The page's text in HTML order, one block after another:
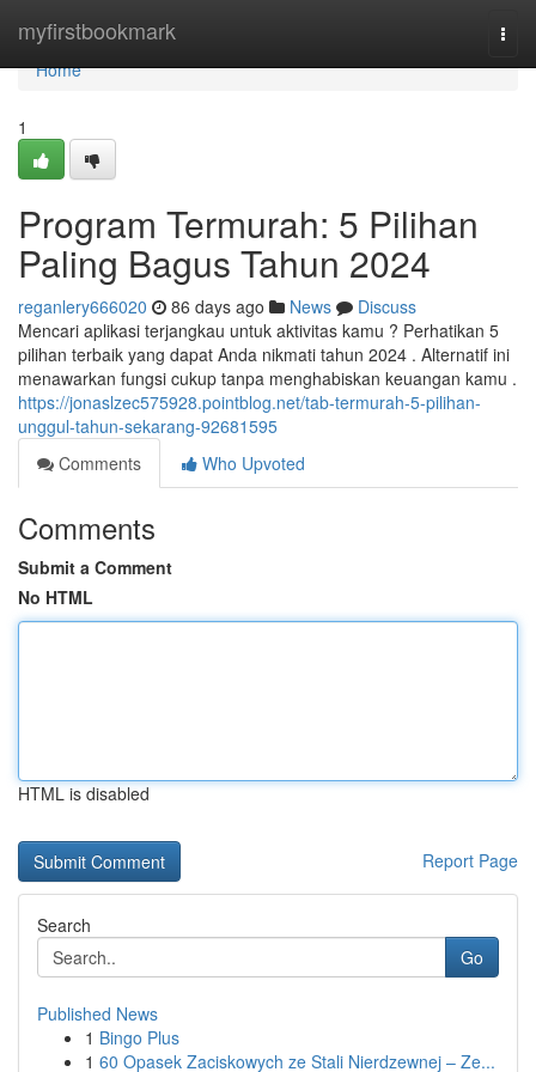
myfirstbookmark
Home
Home
1
Program Termurah: 5 Pilihan
Paling Bagus Tahun 2024
reganlery666020 86 days ago News
Discuss
Mencari aplikasi terjangkau untuk aktivitas kamu ? Perhatikan 5
pilihan terbaik yang dapat Anda nikmati tahun 2024 . Alternatif ini
menawarkan fungsi cukup tanpa menghabiskan keuangan kamu .
https://jonaslzec575928.pointblog.net/tab-termurah-5-pilihan-
unggul-tahun-sekarang-92681595
Comments
Who Upvoted
Comments
Submit a Comment
No HTML
HTML is disabled
Report Page
Search
Go
Published News
1 Bingo Plus
1 60 Opasek Zaciskowych ze Stali Nierdzewnej – Ze...